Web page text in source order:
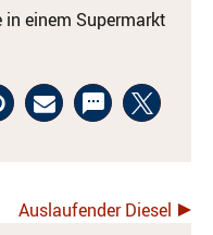
einem Supermarkt
Auslaufender Diesel